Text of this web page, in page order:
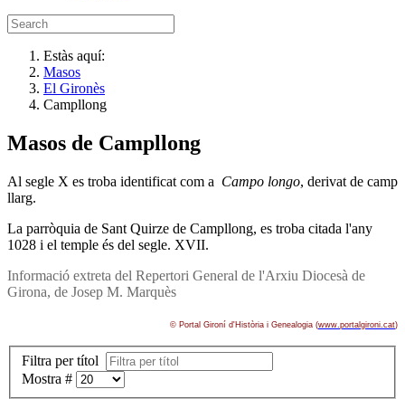
Estàs aquí:
Masos
El Gironès
Campllong
Masos de Campllong
Al segle X es troba identificat com a Campo longo, derivat de camp
llarg.
La parròquia de Sant Quirze de Campllong, es troba citada l'any
1028 i el temple és del segle. XVII.
Informació extreta del Repertori General de l'Arxiu Diocesà de
Girona, de Josep M. Marquès
© Portal Gironí­ d'Història i Genealogia (www.portalgironi.cat)
Filtra per títol
Mostra #